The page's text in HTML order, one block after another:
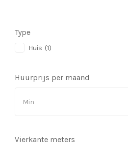
Type
Huis (1)
Huurprijs per maand
Vierkante meters